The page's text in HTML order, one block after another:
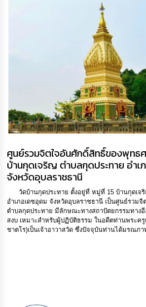
สภา
กิจการ
ท้อง
ถิ่น
ของ
เรา
การ
จัดการ
ศูนย์รวมจิตใจอันศักดิ์สิทธิ์ของพุทธ
บ้านกุดเจริญ ตำบลกุดประทาย อำเ
จังหวัดอุบลราชธานี
วัดบ้านกุดประทาย ตั้งอยู่ที่ หมู่ที่ 15 บ้านกุดเจริ
อำเภอเดชอุดม จังหวัดอุบลราชธานี เป็นศูนย์รวม
ตำบลกุดประทาย มีลักษณะทางสถาปัตยกรรมทาง
สงบ เหมาะสำหรับผู้ปฏิบัติธรรม ในอดีตท่านพระค
ชาตโร)เป็นเจ้าอาวาสวัด ซึ่งปัจจุบันท่านได้มรณภา